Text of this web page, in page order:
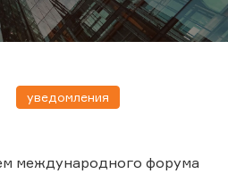
уведомления
международного форума